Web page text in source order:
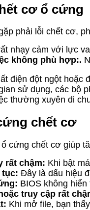
cơ ổ cứng
phải lỗi chết cơ,
nhạy cảm với lực
không phù hợp:.
điện đột ngột hoặc
sử dụng, các bộ
thường xuyên di
chết cơ
cứng chết cơ giúp
rất chậm: Khi bật
tục: Đây là dấu hiệu
BIOS không
truy cập rất
Khi mở file, bạn